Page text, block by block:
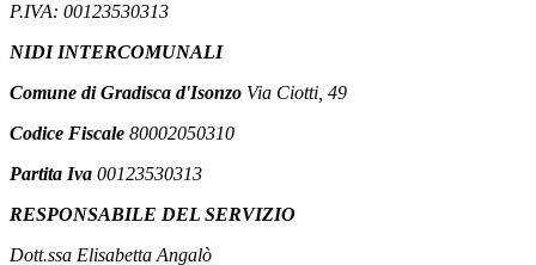
P.IVA: 00123530313
NIDI INTERCOMUNALI
Comune di Gradisca d'Isonzo Via Ciotti, 49
Codice Fiscale 80002050310
Partita Iva 00123530313
RESPONSABILE DEL SERVIZIO
Dott.ssa Elisabetta Angalò